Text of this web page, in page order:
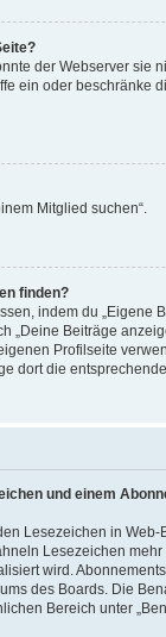
der Webserver sie
ein oder beschränke
Mitglied suchen“.
finden?
indem du „Eigene
„Deine Beiträge
Profilseite
dort die
und einem
Lesezeichen in
Lesezeichen
wird.
des Boards. Die
Bereich unter